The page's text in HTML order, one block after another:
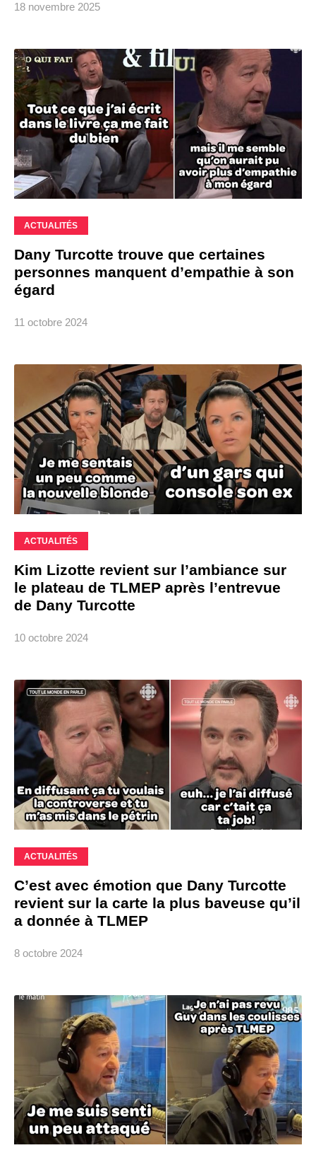
18 novembre 2025
ACTUALITÉS
Dany Turcotte trouve que certaines
personnes manquent d’empathie à son
égard
11 octobre 2024
ACTUALITÉS
Kim Lizotte revient sur l’ambiance sur
le plateau de TLMEP après l’entrevue
de Dany Turcotte
10 octobre 2024
ACTUALITÉS
C’est avec émotion que Dany Turcotte
revient sur la carte la plus baveuse qu’il
a donnée à TLMEP
8 octobre 2024